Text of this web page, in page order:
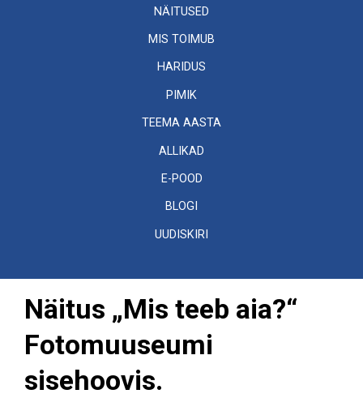
NÄITUSED
MIS TOIMUB
HARIDUS
PIMIK
TEEMA AASTA
ALLIKAD
E-POOD
BLOGI
UUDISKIRI
Näitus „Mis teeb aia?“
Fotomuuseumi
sisehoovis.